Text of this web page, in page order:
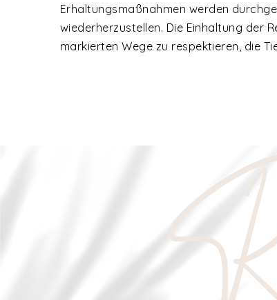
Erhaltungsmaßnahmen werden
wiederherzustellen. Die Einhaltung der
markierten Wege zu respektieren, die